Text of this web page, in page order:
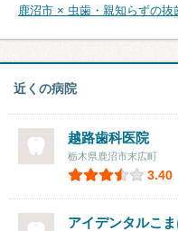
鹿沼市 × 虫歯・親知らずの抜
近くの病院
越路歯科医院
栃木県鹿沼市末広町
3.40
アイデンタルこ